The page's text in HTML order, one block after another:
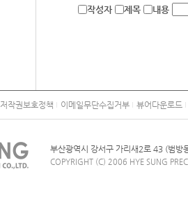
작성자 제목 내용
저작권보호정책 이메일무단수집거부 뷰어다운로드
부산광역시 강서구 가리새2로 43 (범
COPYRIGHT (C) 2006 HYE SUNG